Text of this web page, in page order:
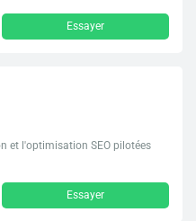
Essayer
et l'optimisation SEO pilotées
Essayer